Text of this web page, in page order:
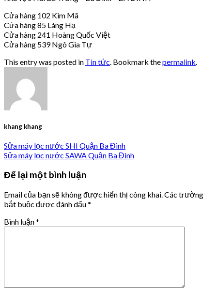
Cửa hàng 102 Kim Mã
Cửa hàng 85 Láng Hạ
Cửa hàng 241 Hoàng Quốc Việt
Cửa hàng 539 Ngô Gia Tự
This entry was posted in Tin tức . Bookmark thepermalink
khang khang
Sửa máy lọc nước SHI Quận Ba Đình
Sửa máy lọc nước SAWA Quận Ba Đình
Để lại một bình luận
Email của bạn sẽ không được hiển thị công khai. Các trường
bắt buộc được đánh dấu*
Bình luận*